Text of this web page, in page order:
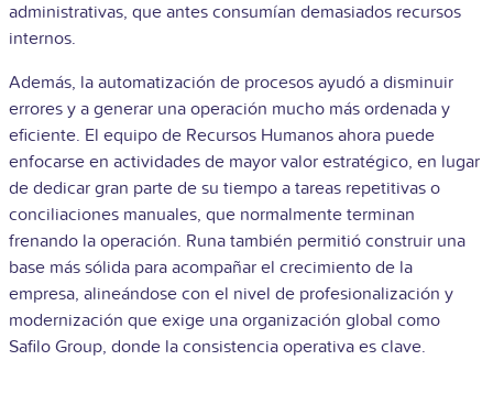
administrativas, que antes consumían demasiados recursos
internos.
Además, la automatización de procesos ayudó a disminuir
errores y a generar una operación mucho más ordenada y
eficiente. El equipo de Recursos Humanos ahora puede
enfocarse en actividades de mayor valor estratégico, en lugar
de dedicar gran parte de su tiempo a tareas repetitivas o
conciliaciones manuales, que normalmente terminan
frenando la operación. Runa también permitió construir una
base más sólida para acompañar el crecimiento de la
empresa, alineándose con el nivel de profesionalización y
modernización que exige una organización global como
Safilo Group, donde la consistencia operativa es clave.